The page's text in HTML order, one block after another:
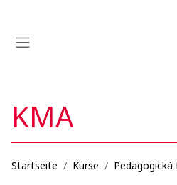
KMA
Startseite Kurse Pedagogická